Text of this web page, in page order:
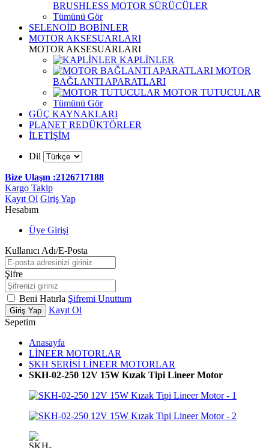
BRUSHLESS MOTOR SÜRÜCÜLER
Tümünü Gör
SELENOİD BOBİNLER
MOTOR AKSESUARLARI
MOTOR AKSESUARLARI
KAPLİNLER
MOTOR
BAĞLANTI APARATLARI
MOTOR TUTUCULAR
Tümünü Gör
GÜÇ KAYNAKLARI
PLANET REDÜKTÖRLER
İLETİŞİM
Dil
Bize Ulaşın :2126717188
Kargo Takip
Kayıt Ol Giriş Yap
Hesabım
Üye Girişi
Kullanıcı Adı/E-Posta
Şifre
Beni Hatırla Şifremi Unuttum
Giriş Yap
Kayıt Ol
Sepetim
Anasayfa
LİNEER MOTORLAR
SKH SERİSİ LİNEER MOTORLAR
SKH-02-250 12V 15W Kızak Tipi Lineer Motor